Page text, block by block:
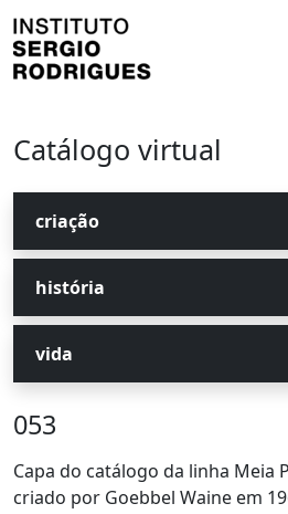
Catálogo virtual
criação
história
vida
053
Capa do catálogo da linha Meia
criado por Goebbel Waine em